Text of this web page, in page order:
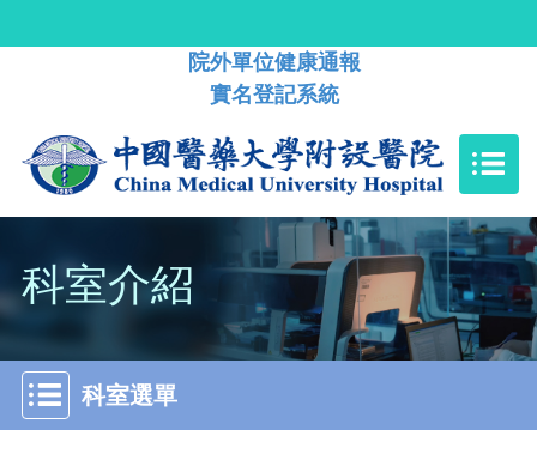
院外單位健康通報
實名登記系統
科室介紹
科室選單